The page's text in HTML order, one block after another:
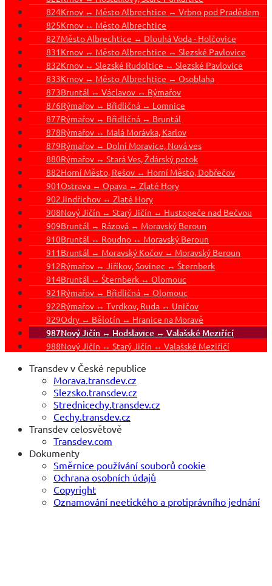
824Krnov ↔ Město Albrechtice ↔ Vrbno pod Pradědem
825Krnov ↔ Město Albrechtice
827Město Albrechtice ↔ Dlouhá Voda - Holčovice
831Krnov ↔ Město Albrechtice ↔ Slezské Pavlovice
832Krnov ↔ Slezské Rudoltice ↔ Slezské Pavlovice
833Krnov ↔ Město Albrechtice ↔ Osoblaha
873Bruntál ↔ Václavov ↔ Rýmařov
876Rýmařov ↔ Břidličná ↔ Lomnice
877Rýmařov ↔ Břidličná ↔ Bruntál
878Rýmařov ↔ Malá Morávka, Karlov
879Rýmařov ↔ Dolní Moravice, Nová ves
880Rýmařov ↔ Stará Ves, Ždárský potok
882Horní Město, Rešov ↔ Horní Město, Dobřečov
901Ostrava ↔ Opava ↔ Zlaté Hory
902Jindřichov ↔ Zlaté Hory
908Nový Jičín ↔ Starý Jičín ↔ Hustopeče nad Bečvou
909Bruntál ↔ Rázová ↔ Moravský Beroun
910Bruntál ↔ Roudno ↔ Moravský Beroun
911Bruntál ↔ Moravský Kočov ↔ Moravský Beroun
912Rýmařov ↔ Jiříkov, Sovinec ↔ Šternberk
914Bruntál ↔ Šternberk ↔ Olomouc
921Rýmařov ↔ Břidličná ↔ Olomouc
922Rýmařov ↔ Tvrdkov, Ruda ↔ Uničov
929Odry ↔ Bělotín ↔ Hranice na Moravě
987Nový Jičín ↔ Hodslavice ↔ Valašské Meziřící
988Nový Jičín ↔ Starý Jičín ↔ Valašské Meziříčí
Transdev v České republice
Morava.transdev.cz
Slezsko.transdev.cz
Strednicechy.transdev.cz
Cechy.transdev.cz
Transdev celosvětově
Transdev.com
Dokumenty
Směrnice používání souborů cookie
Ochrana osobních údajů
Copyright
Oznamování neetického a protiprávního jednání